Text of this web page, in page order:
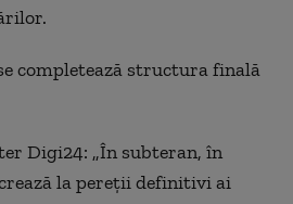
completează structura finală
Digi24: „În subteran, în
la pereţii definitivi ai